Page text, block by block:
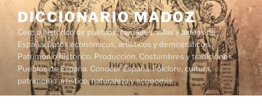
contenido
DICCIONARIO MADOZ
Censo histórico de pueblos, ciudades, villas y aldeas de
España. Datos económicos, artísticos y demográficos.
Patrimonio histórico. Producción. Costumbres y tradiciones.
Pueblos de España. Conocer España. Folclore, cultura,
patrimonio artístico, naturaleza y economía.